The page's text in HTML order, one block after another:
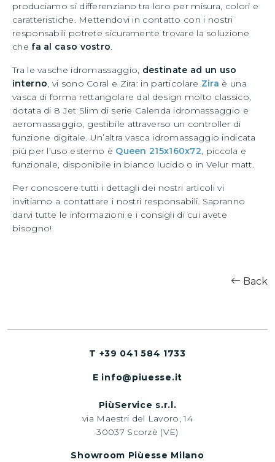
produciamo si differenziano tra loro per misura, colori e
caratteristiche. Mettendovi in contatto con i nostri
responsabili potrete sicuramente trovare la soluzione
che fa al caso vostro.
Tra le vasche idromassaggio, destinate ad un uso
interno, vi sono Coral e Zira: in particolare Zira è una
vasca di forma rettangolare dal design molto classico,
dotata di 8 Jet Slim di serie Calenda idromassaggio e
aeromassaggio, gestibile attraverso un controller di
funzione digitale. Un’altra vasca idromassaggio indicata
più per l’uso esterno è Queen 215x160x72, piccola e
funzionale, disponibile in bianco lucido o in Velur matt.
Per conoscere tutti i dettagli dei nostri articoli vi
invitiamo a contattare i nostri responsabili. Sapranno
darvi tutte le informazioni e i consigli di cui avete
bisogno!
Back
T +39 041 584 1733
E info@piuesse.it
PiùService s.r.l.
via Maestri del Lavoro, 14
30037 Scorzè (VE)
Showroom Piùesse Milano